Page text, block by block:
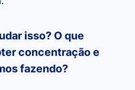
isso? O que
concentração e
fazendo?